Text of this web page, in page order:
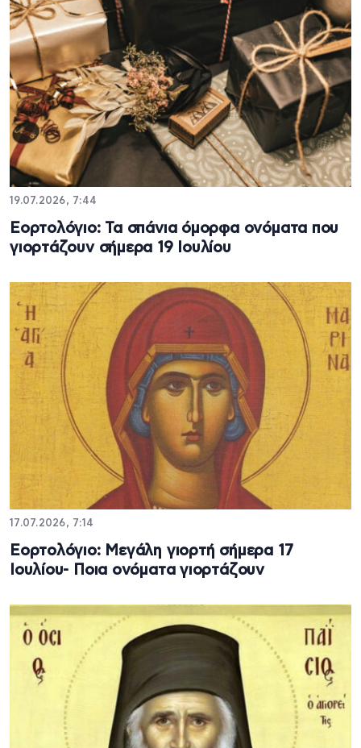
19.07.2026, 7:44
Εορτολόγιο: Τα σπάνια όμορφα ονόματα που
γιορτάζουν σήμερα 19 Ιουλίου
17.07.2026, 7:14
Εορτολόγιο: Μεγάλη γιορτή σήμερα 17
Ιουλίου- Ποια ονόματα γιορτάζουν